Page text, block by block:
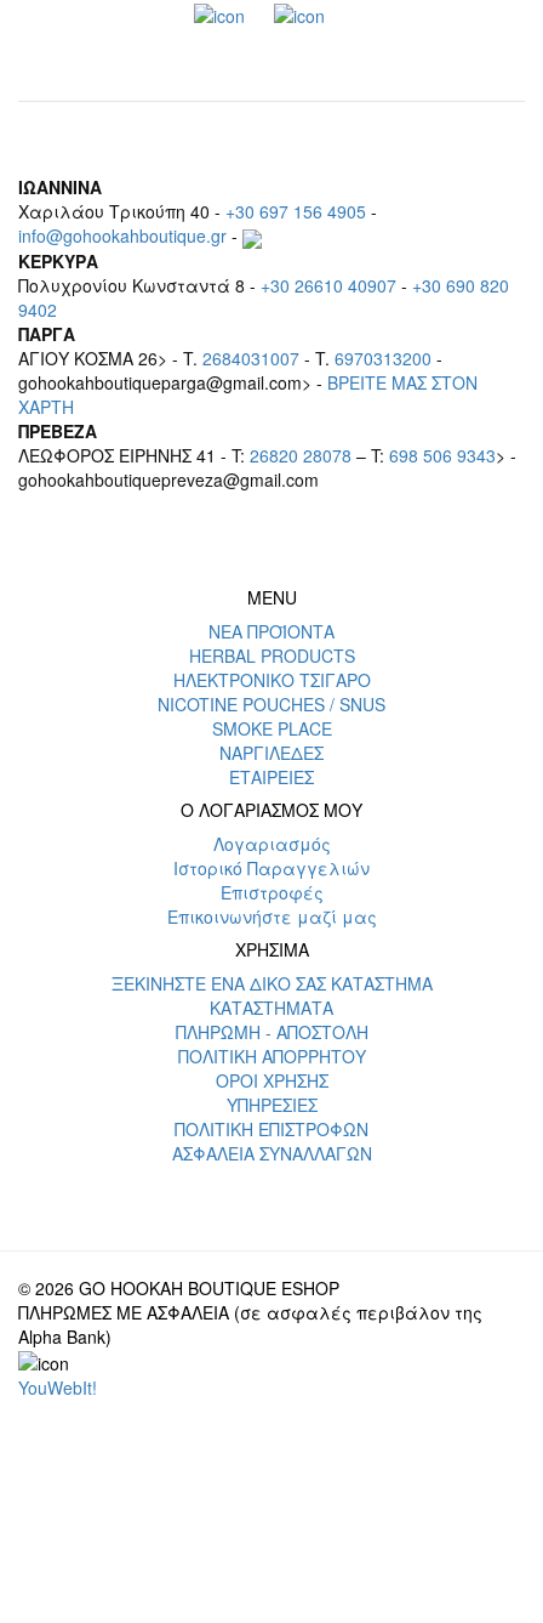
ΙΩΑΝΝΙΝΑ
Χαριλάου Τρικούπη 40 - +30 697 156 4905 -
info@gohookahboutique.gr -
ΚΕΡΚΥΡΑ
Πολυχρονίου Κωνσταντά 8 - +30 26610 40907 - +30 690 820
9402
ΠΑΡΓΑ
ΑΓΙΟΥ ΚΟΣΜΑ 26> - T. 2684031007 - T. 6970313200 -
gohookahboutiqueparga@gmail.com> - BΡEITE MAΣ ΣΤΟΝ
ΧΑΡΤΗ
ΠΡΕΒΕΖΑ
ΛΕΩΦΟΡΟΣ ΕΙΡΗΝΗΣ 41 - T: 26820 28078 – T: 698 506 9343> -
gohookahboutiquepreveza@gmail.com
MENU
ΝΕΑ ΠΡΟΪΟΝΤΑ
HERBAL PRODUCTS
ΗΛΕΚΤΡΟΝΙΚΟ ΤΣΙΓΑΡΟ
NICOTINE POUCHES / SNUS
SMOKE PLACE
ΝΑΡΓΙΛΕΔΕΣ
ΕΤΑΙΡΕΙΕΣ
Ο ΛΟΓΑΡΙΑΣΜΟΣ ΜΟΥ
Λογαριασμός
Ιστορικό Παραγγελιών
Επιστροφές
Επικοινωνήστε μαζί μας
ΧΡΗΣΙΜΑ
ΞΕΚΙΝΗΣΤΕ ΕΝΑ ΔΙΚΟ ΣΑΣ ΚΑΤΑΣΤΗΜΑ
ΚΑΤΑΣΤΗΜΑΤΑ
ΠΛΗΡΩΜΗ - ΑΠΟΣΤΟΛΗ
ΠΟΛΙΤΙΚΗ ΑΠΟΡΡΗΤΟΥ
ΟΡΟΙ ΧΡΗΣΗΣ
ΥΠΗΡΕΣΙΕΣ
ΠΟΛΙΤΙΚΗ ΕΠΙΣΤΡΟΦΩΝ
ΑΣΦΑΛΕΙΑ ΣΥΝΑΛΛΑΓΩΝ
© 2026 GO HOOKAH BOUTIQUE ESHOP
ΠΛΗΡΩΜΕΣ ΜΕ ΑΣΦΑΛΕΙΑ (σε ασφαλές περιβάλον της
Alpha Bank)
YouWebIt!